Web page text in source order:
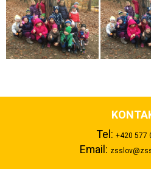
Tel: +420 577
Email: